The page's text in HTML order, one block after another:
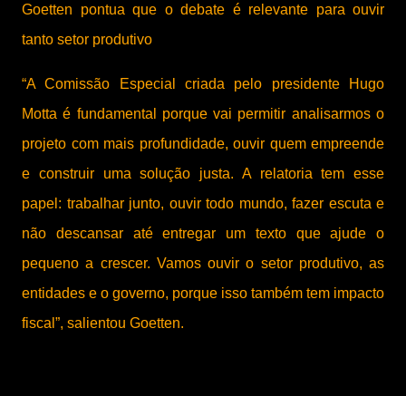
Goetten pontua que o debate é relevante para ouvir
tanto setor produtivo
“A Comissão Especial criada pelo presidente Hugo
Motta é fundamental porque vai permitir analisarmos o
projeto com mais profundidade, ouvir quem empreende
e construir uma solução justa. A relatoria tem esse
papel: trabalhar junto, ouvir todo mundo, fazer escuta e
não descansar até entregar um texto que ajude o
pequeno a crescer. Vamos ouvir o setor produtivo, as
entidades e o governo, porque isso também tem impacto
fiscal”, salientou Goetten.